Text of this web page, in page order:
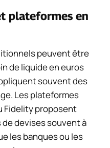
plateformes en
peuvent être
de liquide en euros
souvent des
Les plateformes
Fidelity proposent
devises souvent à
les banques ou les